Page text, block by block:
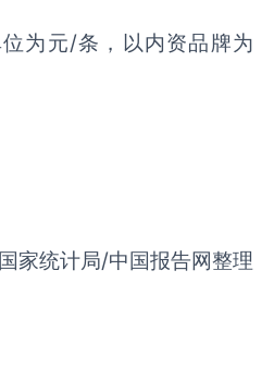
为元/条，以内资品牌为
家统计局/中国报告网整理